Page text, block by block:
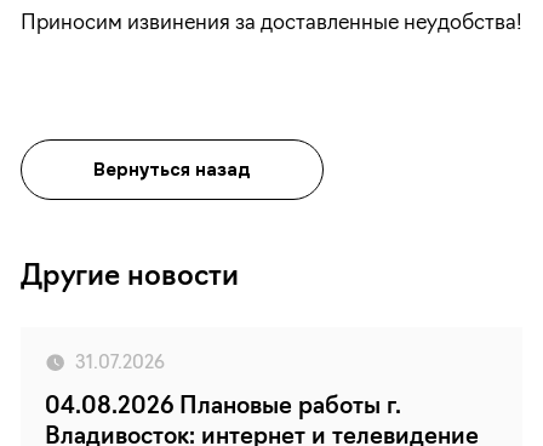
Приносим извинения за доставленные неудобства!
Вернуться назад
Другие новости
31.07.2026
04.08.2026 Плановые работы г.
Владивосток: интернет и телевидение